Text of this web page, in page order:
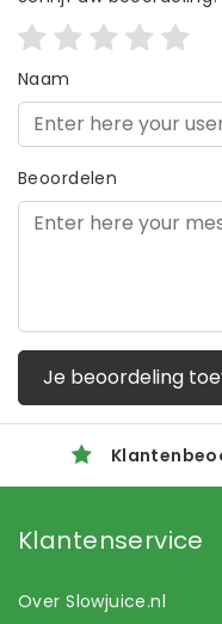
Naam
Beoordelen
Je beoordeling
Klantenservice
Over Slowjuice.nl